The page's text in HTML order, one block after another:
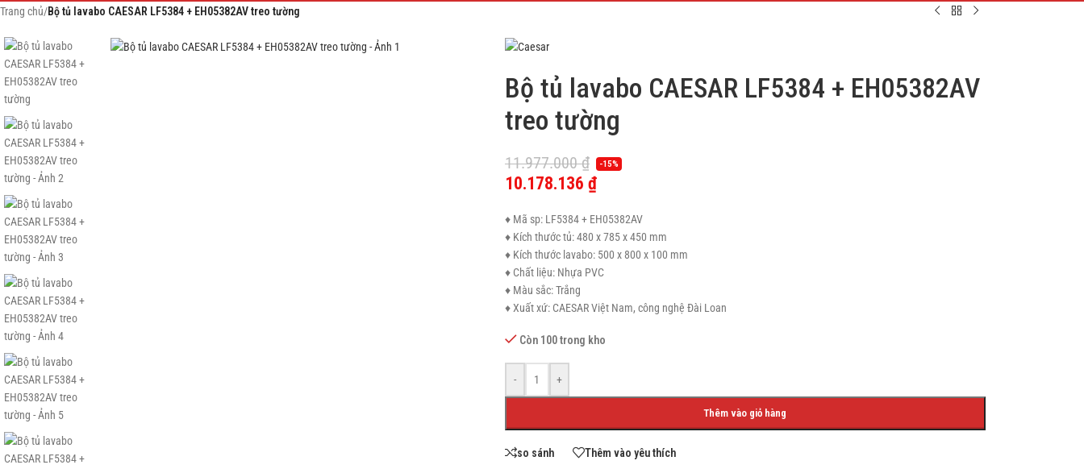
Trang chủ/Bộ tủ lavabo CAESAR LF5384 + EH05382AV treo tường
Bộ tủ lavabo CAESAR LF5384 + EH05382AV
treo tường
11.977.000₫ -15%
10.178.136 ₫
♦ Mã sp: LF5384 + EH05382AV
♦ Kích thước tủ: 480 x 785 x 450 mm
♦ Kích thước lavabo: 500 x 800 x 100 mm
♦ Chất liệu: Nhựa PVC
♦ Màu sắc: Trắng
♦ Xuất xứ: CAESAR Việt Nam, công nghệ Đài Loan
Còn 100 trong kho
- +
Thêm vào giỏ hàng
so sánh Thêm vào yêu thích